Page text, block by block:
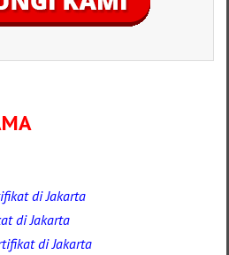
di Jakarta
di Jakarta
di Jakarta